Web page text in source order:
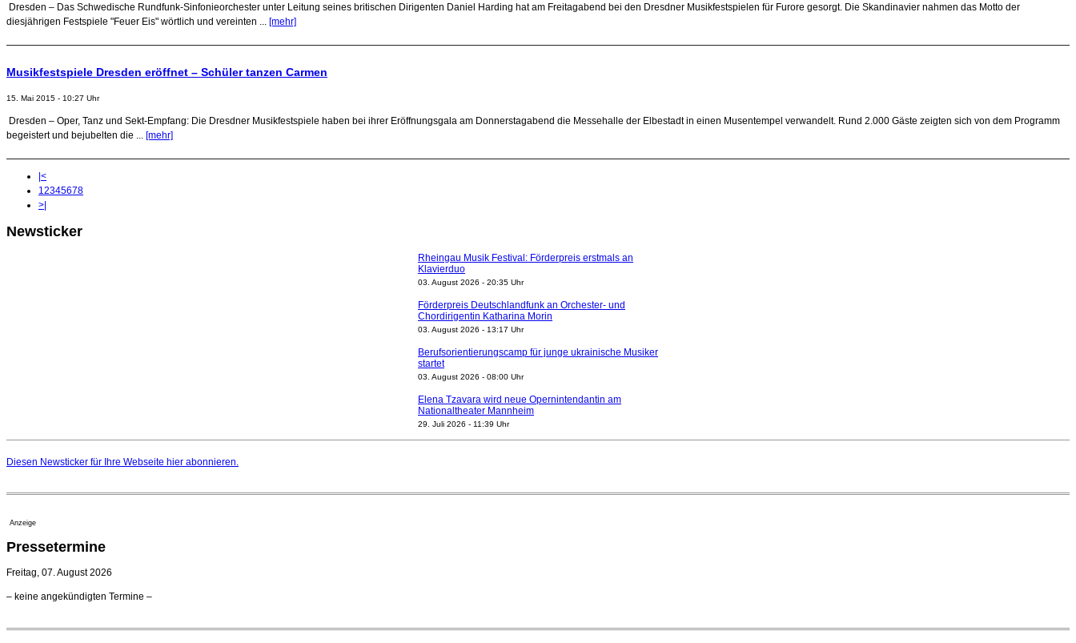
Dresden – Das Schwedische Rundfunk-Sinfonieorchester unter Leitung seines britischen Dirigenten Daniel Harding hat am Freitagabend bei den Dresdner Musikfestspielen für Furore gesorgt. Die Skandinavier nahmen das Motto der
diesjährigen Festspiele "Feuer Eis" wörtlich und vereinten ... [mehr]
Musikfestspiele Dresden eröffnet – Schüler tanzen Carmen
15. Mai 2015 - 10:27 Uhr
Dresden – Oper, Tanz und Sekt-Empfang: Die Dresdner Musikfestspiele haben bei ihrer Eröffnungsgala am Donnerstagabend die Messehalle der Elbestadt in einen Musentempel verwandelt. Rund 2.000 Gäste zeigten sich von dem Programm
begeistert und bejubelten die ... [mehr]
|<
1 2345678
>|
Newsticker
Rheingau Musik Festival: Förderpreis erstmals an
Klavierduo
03. August 2026 - 20:35 Uhr
Förderpreis Deutschlandfunk an Orchester- und
Chordirigentin Katharina Morin
03. August 2026 - 13:17 Uhr
Berufsorientierungscamp für junge ukrainische Musiker
startet
03. August 2026 - 08:00 Uhr
Elena Tzavara wird neue Opernintendantin am
Nationaltheater Mannheim
29. Juli 2026 - 11:39 Uhr
Kammerorchester Heilbronn: Chefdirigent Risto Joost
Diesen Newsticker für Ihre Webseite hier abonnieren.
Anzeige
Pressetermine
Freitag, 07. August 2026
– keine angekündigten Termine –